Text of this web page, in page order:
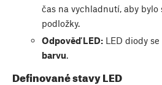
čas na vychladnutí, aby bylo
podložky.
Odpověď LED:LED diody se
barvu.
Definované stavy LED